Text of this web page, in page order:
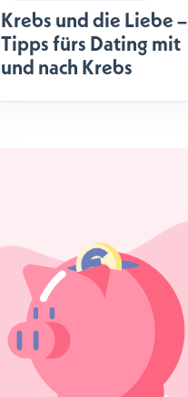
Krebs und die Liebe –
Tipps fürs Dating mit
und nach Krebs